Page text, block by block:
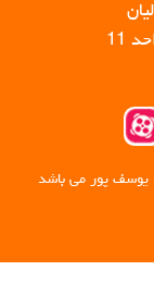
11
یوسف پور می باشد